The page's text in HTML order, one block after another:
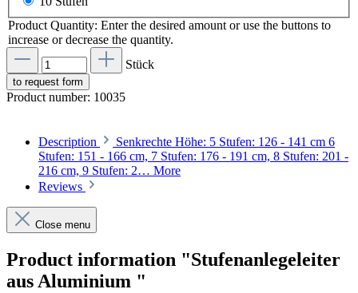
Product Quantity: Enter the desired amount or use the buttons to
increase or decrease the quantity.
Stück
to request form
Product number: 10035
Description
Senkrechte Höhe: 5 Stufen: 126 - 141 cm 6
Stufen: 151 - 166 cm, 7 Stufen: 176 - 191 cm, 8 Stufen: 201 -
216 cm, 9 Stufen: 2… More
Reviews
Close menu
Product information "Stufenanlegeleiter
aus Aluminium "